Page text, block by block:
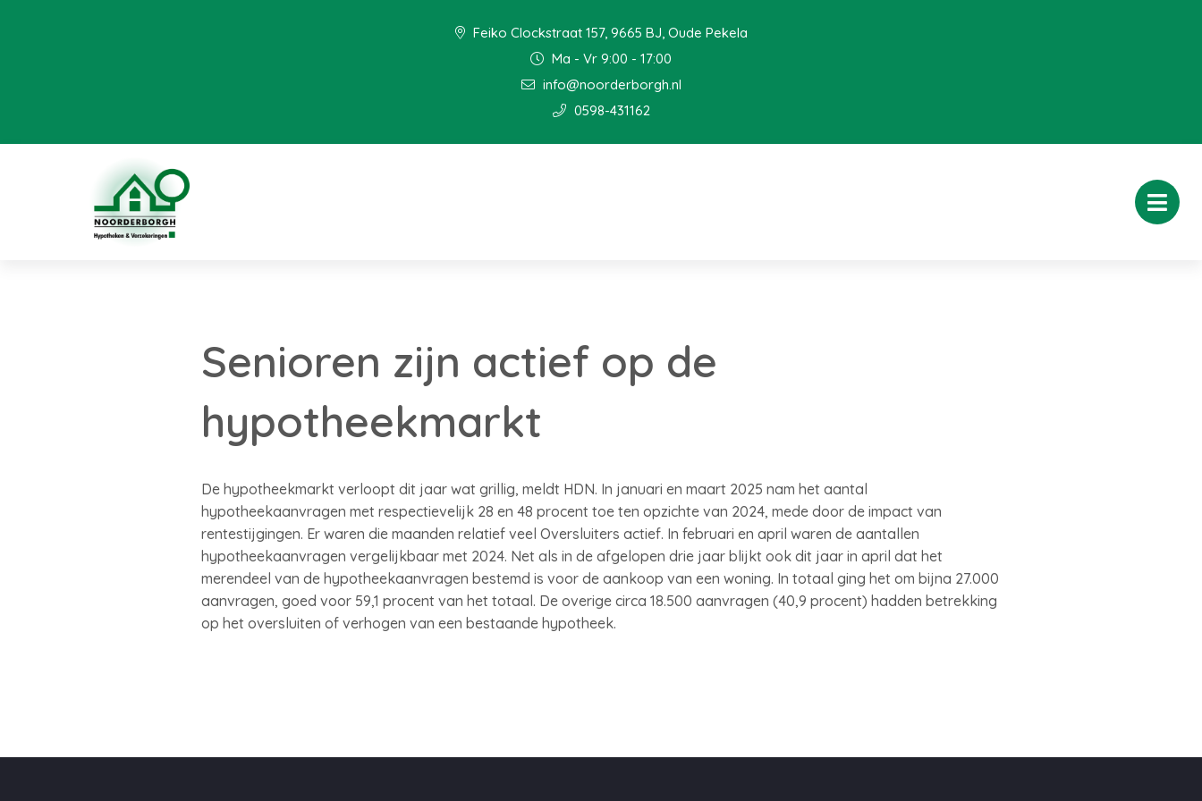
Feiko Clockstraat 157, 9665 BJ, Oude Pekela
Ma - Vr 9:00 - 17:00
info@noorderborgh.nl
0598-431162
Senioren zijn actief op de
hypotheekmarkt
De hypotheekmarkt verloopt dit jaar wat grillig, meldt HDN. In januari en maart 2025 nam het aantal
hypotheekaanvragen met respectievelijk 28 en 48 procent toe ten opzichte van 2024, mede door de impact van
rentestijgingen. Er waren die maanden relatief veel Oversluiters actief. In februari en april waren de aantallen
hypotheekaanvragen vergelijkbaar met 2024. Net als in de afgelopen drie jaar blijkt ook dit jaar in april dat het
merendeel van de hypotheekaanvragen bestemd is voor de aankoop van een woning. In totaal ging het om bijna 27.000
aanvragen, goed voor 59,1 procent van het totaal. De overige circa 18.500 aanvragen (40,9 procent) hadden betrekking
op het oversluiten of verhogen van een bestaande hypotheek.